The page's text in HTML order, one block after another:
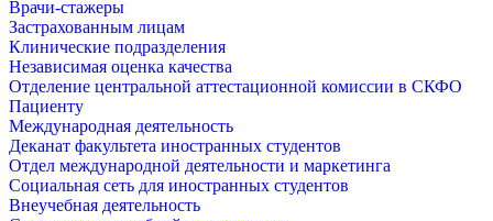
Врачи-стажеры
Застрахованным лицам
Клинические подразделения
Независимая оценка качества
Отделение центральной аттестационной комиссии в СКФО
Пациенту
Международная деятельность
Деканат факультета иностранных студентов
Отдел международной деятельности и маркетинга
Социальная сеть для иностранных студентов
Внеучебная деятельность